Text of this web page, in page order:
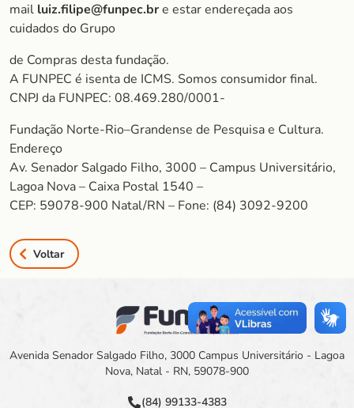
mail luiz.filipe@funpec.bre estar endereçada aos
cuidados do Grupo
de Compras desta fundação.
A FUNPEC é isenta de ICMS. Somos consumidor final.
CNPJ da FUNPEC: 08.469.280/0001-
Fundação Norte-Rio–Grandense de Pesquisa e Cultura.
Endereço
Av. Senador Salgado Filho, 3000 – Campus Universitário,
Lagoa Nova – Caixa Postal 1540 –
CEP: 59078-900 Natal/RN – Fone: (84) 3092-9200
Voltar
Avenida Senador Salgado Filho, 3000 Campus Universitário - Lagoa
Nova, Natal - RN, 59078-900
(84) 99133-4383